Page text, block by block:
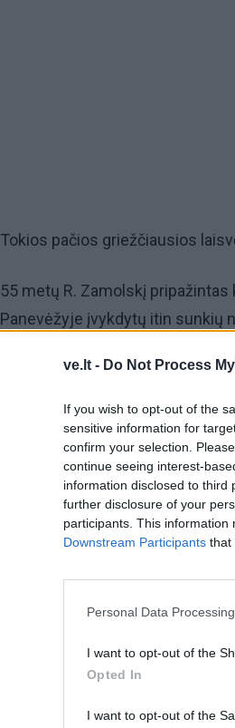
ve.lt - Do Not Process
If you wish to opt-out of the
sensitive information for
confirm your selection.
continue seeing interest-
information disclosed to third
further disclosure of your
participants. This
Downstream Participants that
Personal Data
I want to opt-out of the
Opted In
I want to opt-out of the
Tokios pačios griežčiausios
55 metų R. Zamolskį
Panevėžyje įvykdytų itin sunkių
kitų nusikaltimų.
Daugelį metų vyras buvo
Anot teisėsaugos, bylos
organizuotoje grupėje ir
ties Gariūnais įvykdė didelės